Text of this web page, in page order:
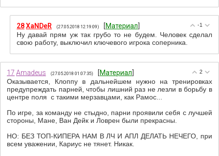
-1
28XaNDeR (27.05.2018 12:19:09) [Материал
Ну давай прям уж так грубо то не будем. Человек сделал
свою работу, выключил ключевого игрока соперника.
2
17 Amadeus (27.05.2018 01:07:35) [Материал
Оказывается, Клоппу в дальнейшем нужно на тренировках
предупреждать парней, чтобы лишний раз не лезли в борьбу в
центре поля с такими мерзавцами, как Рамос...
По игре, за команду не стыдно, парни проявили себя с лучшей
стороны, Мане, Ван Дейк и Ловрен были прекрасны.
НО: БЕЗ ТОП-КИПЕРА НАМ В ЛЧ И АПЛ ДЕЛАТЬ НЕЧЕГО, при
всем уважении, Кариус не тянет. Никак.